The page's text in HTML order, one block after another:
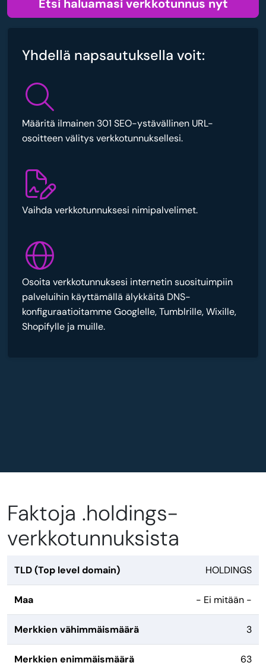
Etsi haluamasi verkkotunnus nyt
Yhdellä napsautuksella voit:
Määritä ilmainen 301 SEO-ystävällinen URL-
osoitteen välitys verkkotunnuksellesi.
Vaihda verkkotunnuksesi nimipalvelimet.
Osoita verkkotunnuksesi internetin suosituimpiin
palveluihin käyttämällä älykkäitä DNS-
konfiguraatioitamme Googlelle, Tumblrille, Wixille,
Shopifylle ja muille.
Faktoja .holdings-
verkkotunnuksista
TLD (Top level domain) HOLDINGS
Maa - Ei mitään -
Merkkien vähimmäismäärä 3
Merkkien enimmäismäärä 63